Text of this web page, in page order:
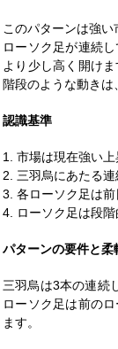
このパターンは強
ローソク足が連続
より少し高く開け
階段のような動きは
認識基準
1. 市場は現在強い上
2. 三羽烏にあたる
3. 各ローソク足は前
4. ローソク足は段階
パターンの要件と柔
三羽烏は3本の連続
ローソク足は前の
ます。